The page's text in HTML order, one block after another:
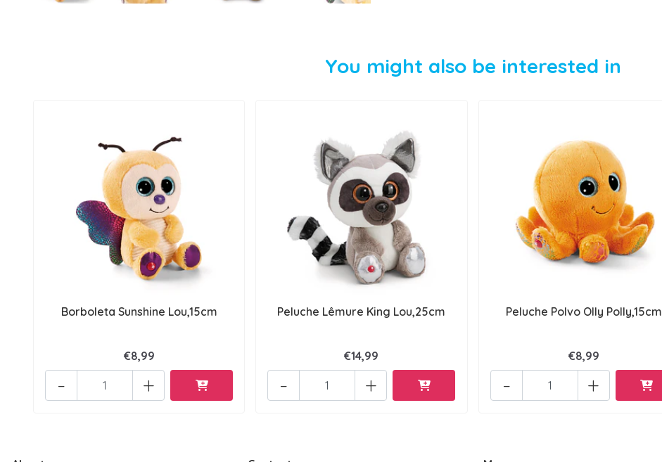
You might also be interested in
Borboleta Sunshine Lou,15cm
€8,99
+
-
Peluche Lêmure King Lou,25cm
€14,99
+
-
Peluche Polvo Olly Polly,15cm
€8,99
+
-